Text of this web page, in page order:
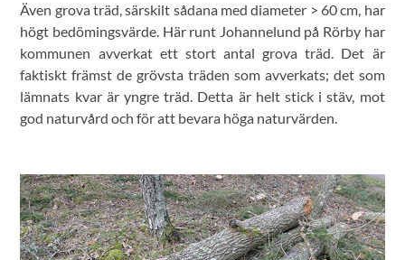
Även grova träd, särskilt sådana med diameter > 60 cm, har
högt bedömingsvärde. Här runt Johannelund på Rörby har
kommunen avverkat ett stort antal grova träd. Det är
faktiskt främst de grövsta träden som avverkats; det som
lämnats kvar är yngre träd. Detta är helt stick i stäv, mot
god naturvård och för att bevara höga naturvärden.